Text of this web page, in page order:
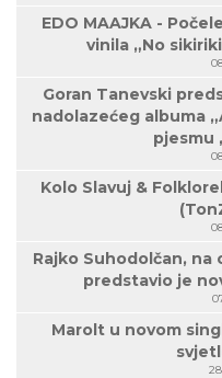
EDO MAAJKA -
vinila „No
Goran Tanevski
nadolazećeg albuma
pjesmu
Kolo Slavuj &
Rajko Suhodolčan,
predstavio je
Marolt u novom